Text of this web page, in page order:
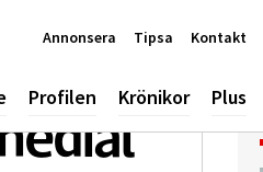
Profilen Krönikor Plus
Annonsera Tipsa Kontakt